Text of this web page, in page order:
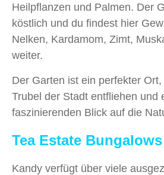
Heilpflanzen und Palmen. Der
köstlich und du findest hier
Nelken, Kardamom, Zimt,
weiter.
Der Garten ist ein perfekter
Trubel der Stadt entfliehen und
faszinierenden Blick auf die
Tea Estate Bungalows
Kandy verfügt über viele